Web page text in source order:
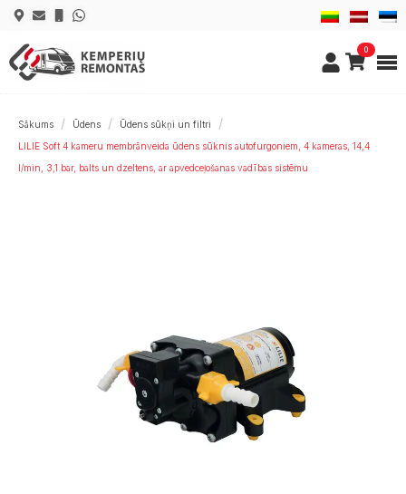
0
Sākums Ūdens
Ūdens sūkņi un filtri
LILIE Soft 4 kameru membrānveida ūdens sūknis autofurgoniem, 4 kameras, 14,4
l/min, 3,1 bar, balts un dzeltens, ar apvedceļošanas vadības sistēmu